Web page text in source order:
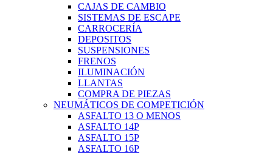
CAJAS DE CAMBIO
SISTEMAS DE ESCAPE
CARROCERÍA
DEPOSITOS
SUSPENSIONES
FRENOS
ILUMINACIÓN
LLANTAS
COMPRA DE PIEZAS
NEUMÁTICOS DE COMPETICIÓN
ASFALTO 13 O MENOS
ASFALTO 14P
ASFALTO 15P
ASFALTO 16P